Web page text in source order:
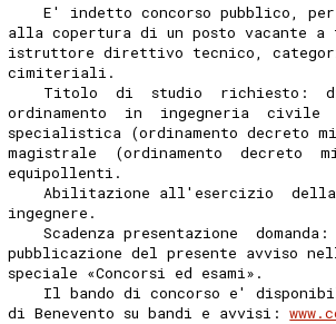
E' indetto concorso pubblico,
alla copertura di un posto vacante
istruttore direttivo tecnico,
cimiteriali.
Titolo  di  studio  richiesto:
ordinamento  in  ingegneria
specialistica (ordinamento decreto
magistrale  (ordinamento  decreto
equipollenti.
Abilitazione all'esercizio
ingegnere.
Scadenza presentazione
pubblicazione del presente avviso
speciale «Concorsi ed esami».
Il bando di concorso e'
di Benevento su bandi e avvisi: